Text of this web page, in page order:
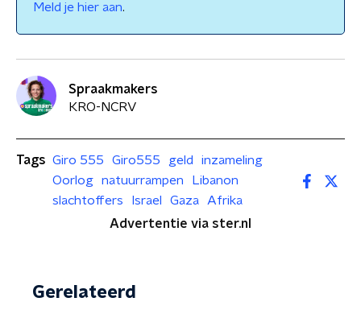
Meld je hier aan.
Spraakmakers
KRO-NCRV
Tags Giro 555 Giro555 geld
inzameling
Oorlog
natuurrampen
Libanon
slachtoffers
Israel Gaza
Afrika
Advertentie via ster.nl
Gerelateerd